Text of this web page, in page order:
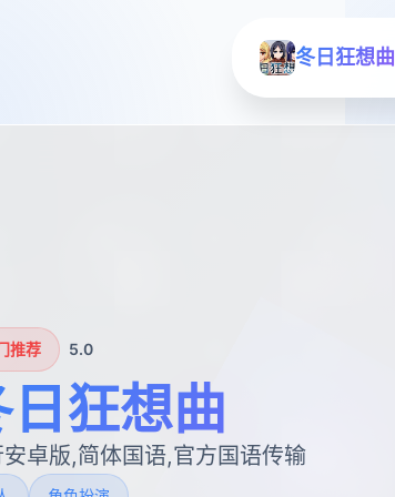
冬日狂想曲
推荐 5.0
日狂想曲
安卓版,简体国语,官方国语传输